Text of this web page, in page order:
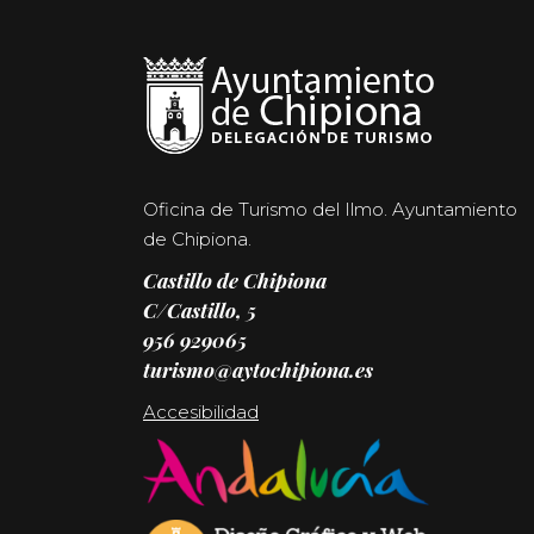
Oficina de Turismo del Ilmo. Ayuntamiento
de Chipiona.
Castillo de Chipiona
C/Castillo, 5
956 929065
turismo@aytochipiona.es
Accesibilidad